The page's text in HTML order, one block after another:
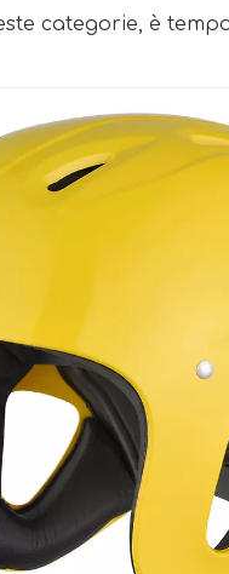
categorie, è